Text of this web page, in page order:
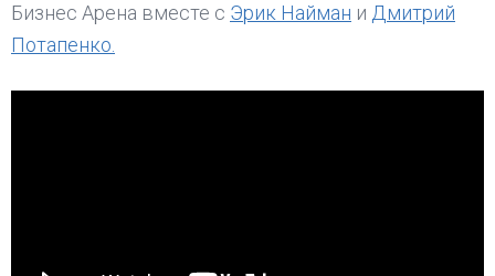
Бизнес Арена вместе с Эрик Найман и Дмитрий
Потапенко.